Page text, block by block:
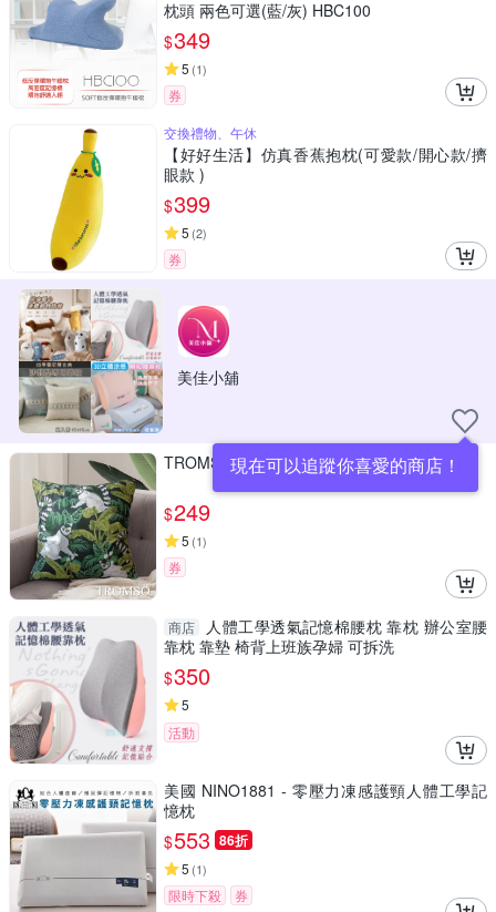
枕頭 兩色可選(藍/灰) HBC100
$349
5 (1)
券
交換禮物、午休
【好好生活】仿真香蕉抱枕(可愛款/開心款/擠
眼款 )
$399
5 (2)
券
美佳小舖
現在可以追蹤你喜愛的商店！
TROMSO風尚北歐抱枕-U259尊爵狐猴
$249
5 (1)
券
商店
人體工學透氣記憶棉腰枕 靠枕 辦公室腰
靠枕 靠墊 椅背上班族孕婦 可拆洗
$350
5
活動
美國 NINO1881 - 零壓力凍感護頸人體工學記
憶枕
$553 86折
5 (1)
限時下殺 券